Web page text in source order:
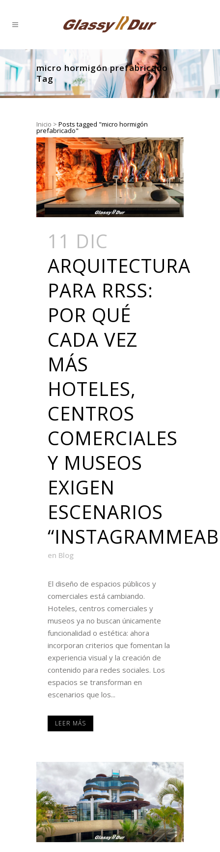
micro hormigón prefabricado
Tag
Inicio > Posts tagged "micro hormigón
prefabricado"
11 DIC
ARQUITECTURA
PARA RRSS:
POR QUÉ
CADA VEZ
MÁS
HOTELES,
CENTROS
COMERCIALES
Y MUSEOS
EXIGEN
ESCENARIOS
en Blog
El diseño de espacios públicos y
comerciales está cambiando.
Hoteles, centros comerciales y
museos ya no buscan únicamente
funcionalidad o estética: ahora
incorporan criterios que fomentan la
experiencia visual y la creación de
contenido para redes sociales. Los
espacios se transforman en
escenarios que los...
LEER MÁS